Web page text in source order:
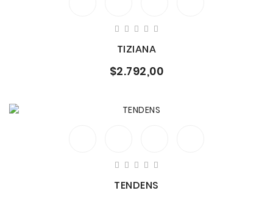
TIZIANA
$2.792,00
TENDENS